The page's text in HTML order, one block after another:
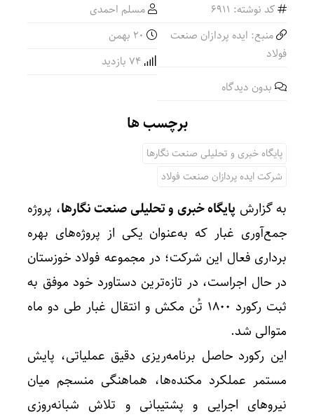
کد نوشته: 6911
مسلم احمدی
منبع: ایده پردازان صنعت
فولاد
بدون دیدگاه
برچسب ها
پایگاه خبری و تحلیلی صنعت نگارها
شرکت ایده پردازان صنعت فولاد
به گزارش پایگاه خبری و تحلیلی صنعت نگارها، پروژه
جمع‌آوری غبار که به‌عنوان یکی از پروژه‌های بهره
برداری فعال این شرکت؛ در مجموعه فولاد خوزستان
در حال اجراست، در تازه‌ترین دستاورد خود موفق به
ثبت رکورد ۱۸۰۰ تُن مکش و انتقال غبار طی دو ماه
متوالی شد.
این رکورد حاصل برنامه‌ریزی دقیق عملیاتی، پایش
مستمر عملکرد مکنده‌ها، هماهنگی منسجم میان
نیروهای اجرایی و پشتیبانی و تلاش شبانه‌روزی